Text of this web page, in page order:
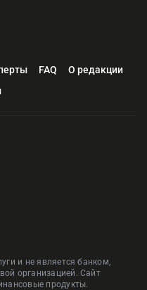
FAQ
О редакции
и не является банком,
организацией. Сайт
продукты.